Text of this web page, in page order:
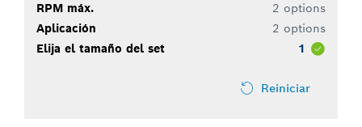
RPM máx.
2 options
Aplicación
2 options
Elija el tamaño del set
1
Reiniciar